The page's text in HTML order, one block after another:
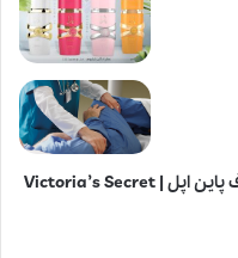
بادی اسپلش ویکتوریا سکرت اسکوئیز آف پاین اپل | Victoria’s Secret